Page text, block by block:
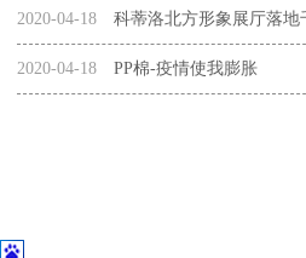
2020-04-18 科蒂洛北方形象展厅落地
2020-04-18 PP棉-疫情使我膨胀